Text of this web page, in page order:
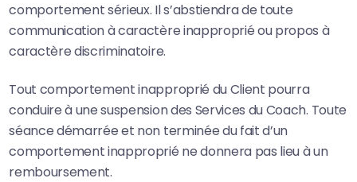
comportement sérieux. Il s’abstiendra de toute
communication à caractère inapproprié ou propos à
caractère discriminatoire.
Tout comportement inapproprié du Client pourra
conduire à une suspension des Services du Coach. Toute
séance démarrée et non terminée du fait d’un
comportement inapproprié ne donnera pas lieu à un
remboursement.